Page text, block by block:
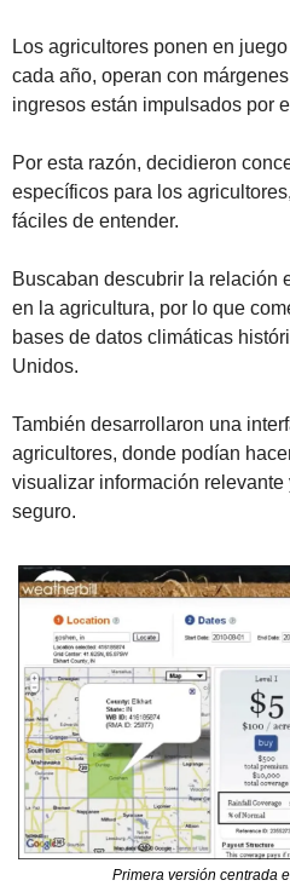
Los agricultores ponen en
cada año, operan con
ingresos están impulsados por
Por esta razón, decidieron
específicos para los
fáciles de entender.
Buscaban descubrir la relación
en la agricultura, por lo que
bases de datos climáticas
Unidos.
También desarrollaron una
agricultores, donde podían
visualizar información relevante
seguro.
Primera versión centrada